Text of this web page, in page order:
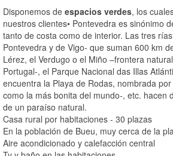
Disponemos de espacios verdes, los
nuestros clientes• Pontevedra es sinónimo
tanto de costa como de interior. Las tres
Pontevedra y de Vigo- que suman 600 km
Lérez, el Verdugo o el Miño –frontera
Portugal-, el Parque Nacional das Illas
encuentra la Playa de Rodas, nombrada
como la más bonita del mundo-, etc. hacen
de un paraíso natural.
Casa rural por habitaciones - 30 plazas
En la población de Bueu, muy cerca de la
Aire acondicionado y calefacción central